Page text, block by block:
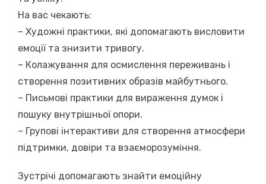
На вас чекають:
– Художні практики, які допомагають висловити
емоції та знизити тривогу.
– Колажування для осмислення переживань і
створення позитивних образів майбутнього.
– Письмові практики для вираження думок і
пошуку внутрішньої опори.
– Групові інтерактиви для створення атмосфери
підтримки, довіри та взаєморозуміння.
Зустрічі допомагають знайти емоційну